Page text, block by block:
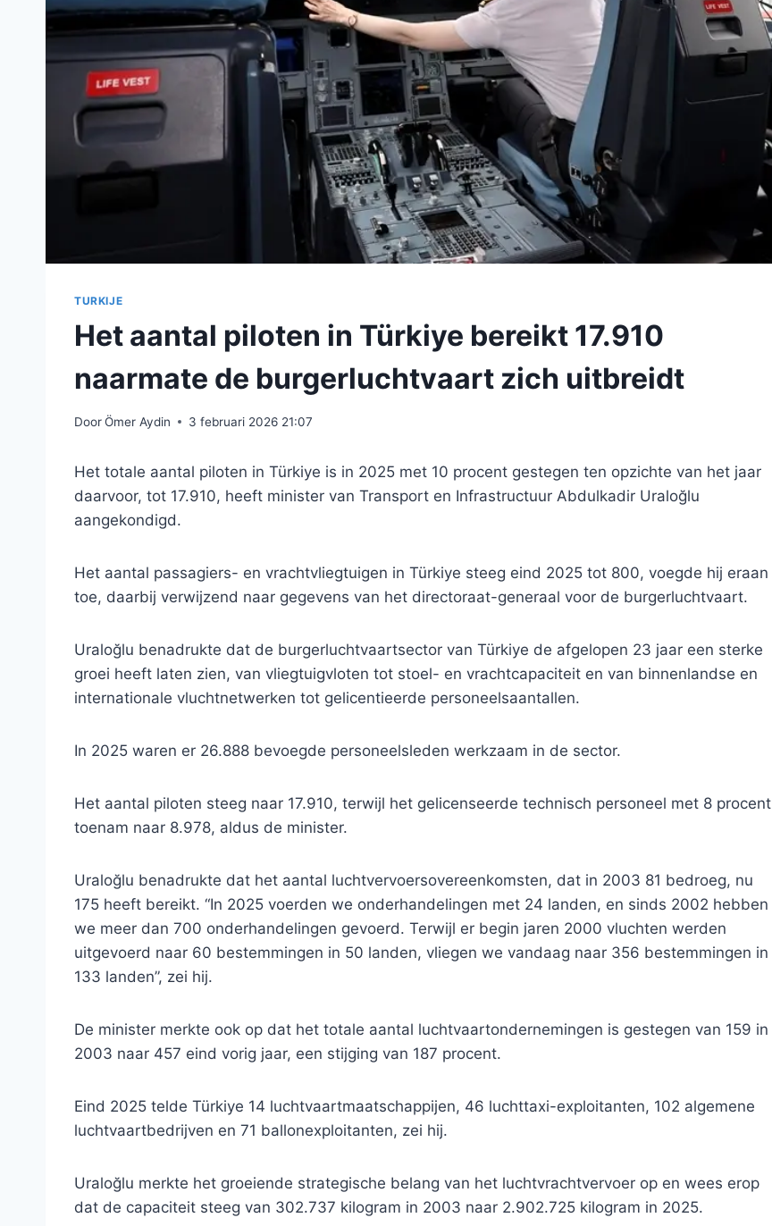
TURKIJE
Het aantal piloten in Türkiye bereikt 17.910
naarmate de burgerluchtvaart zich uitbreidt
DoorÖmer Aydin 3 februari 2026 21:07
Het totale aantal piloten in Türkiye is in 2025 met 10 procent gestegen ten opzichte van het jaar
daarvoor, tot 17.910, heeft minister van Transport en Infrastructuur Abdulkadir Uraloğlu
aangekondigd.
Het aantal passagiers- en vrachtvliegtuigen in Türkiye steeg eind 2025 tot 800, voegde hij eraan
toe, daarbij verwijzend naar gegevens van het directoraat-generaal voor de burgerluchtvaart.
Uraloğlu benadrukte dat de burgerluchtvaartsector van Türkiye de afgelopen 23 jaar een sterke
groei heeft laten zien, van vliegtuigvloten tot stoel- en vrachtcapaciteit en van binnenlandse en
internationale vluchtnetwerken tot gelicentieerde personeelsaantallen.
In 2025 waren er 26.888 bevoegde personeelsleden werkzaam in de sector.
Het aantal piloten steeg naar 17.910, terwijl het gelicenseerde technisch personeel met 8 procent
toenam naar 8.978, aldus de minister.
Uraloğlu benadrukte dat het aantal luchtvervoersovereenkomsten, dat in 2003 81 bedroeg, nu
175 heeft bereikt. “In 2025 voerden we onderhandelingen met 24 landen, en sinds 2002 hebben
we meer dan 700 onderhandelingen gevoerd. Terwijl er begin jaren 2000 vluchten werden
uitgevoerd naar 60 bestemmingen in 50 landen, vliegen we vandaag naar 356 bestemmingen in
133 landen”, zei hij.
De minister merkte ook op dat het totale aantal luchtvaartondernemingen is gestegen van 159 in
2003 naar 457 eind vorig jaar, een stijging van 187 procent.
Eind 2025 telde Türkiye 14 luchtvaartmaatschappijen, 46 luchttaxi-exploitanten, 102 algemene
luchtvaartbedrijven en 71 ballonexploitanten, zei hij.
Uraloğlu merkte het groeiende strategische belang van het luchtvrachtvervoer op en wees erop
dat de capaciteit steeg van 302.737 kilogram in 2003 naar 2.902.725 kilogram in 2025.